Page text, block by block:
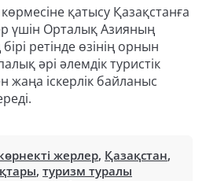
қатысу Қазақстанға
үшін Орталық Азияның
ретінде өзінің орнын
әрі әлемдік туристік
жаңа іскерлік байланыс
жерлер, Қазақстан,
, туризм туралы